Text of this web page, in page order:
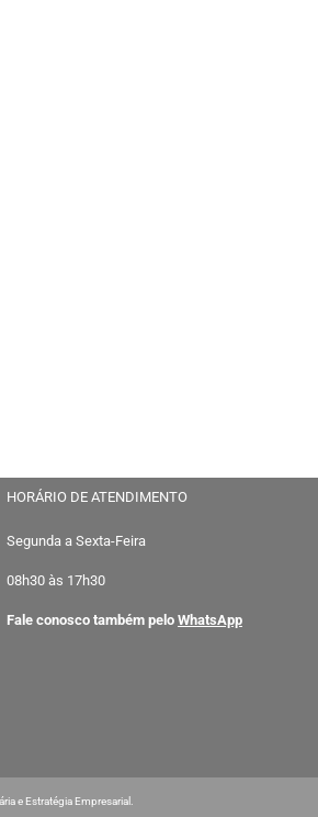
HORÁRIO DE ATENDIMENTO
Segunda a Sexta-Feira
08h30 às 17h30
Fale conosco também pelo WhatsApp
e Estratégia Empresarial.